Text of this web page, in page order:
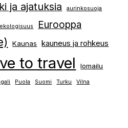
ja ajatuksia aurinkosuoja
ekologisuus Eurooppa
Kaunas kauneus ja rohkeus
to travel lomailu
Puola Suomi Turku
Vilna